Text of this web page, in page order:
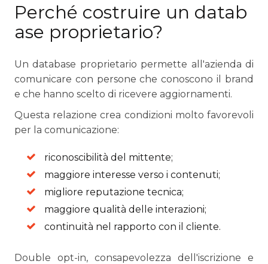
Perché costruire un datab
ase proprietario?
Un database proprietario permette all'azienda di
comunicare con persone che conoscono il brand
e che hanno scelto di ricevere aggiornamenti.
Questa relazione crea condizioni molto favorevoli
per la comunicazione:
riconoscibilità del mittente;
maggiore interesse verso i contenuti;
migliore reputazione tecnica;
maggiore qualità delle interazioni;
continuità nel rapporto con il cliente.
Double opt-in, consapevolezza dell'iscrizione e